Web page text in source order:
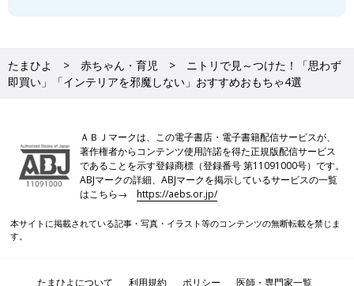
たまひよ 赤ちゃん・育児
ニトリで見～つけた！「思わず
即買い」「インテリアを邪魔しない」おすすめおもちゃ4選
ＡＢＪマークは、この電子書店・電子書籍配信サービスが、
著作権者からコンテンツ使用許諾を得た正規版配信サービス
であることを示す登録商標（登録番号 第11091000号）です。
ABJマークの詳細、ABJマークを掲示しているサービスの一覧
はこちら→https://aebs.or.jp/
本サイトに掲載されている記事・写真・イラスト等のコンテンツの無断転載を禁じま
す。
たまひよについて 利用規約 ポリシー 医師・専門家一覧